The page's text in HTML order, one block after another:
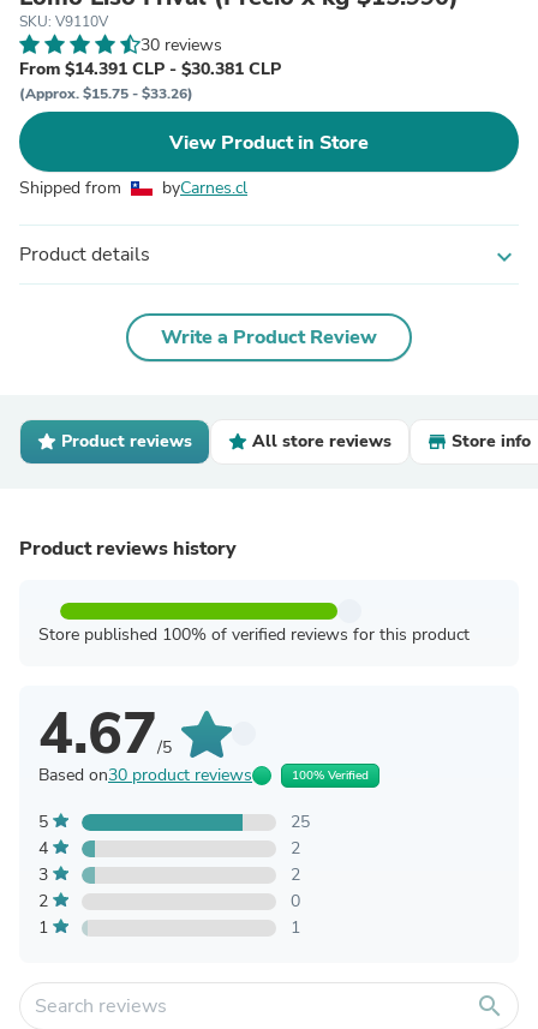
SKU: V9110V
30 reviews
From $14.391 CLP - $30.381 CLP
(Approx. $15.75 - $33.26)
View Product in Store
Shipped from byCarnes.cl
Product details expand_more
Write a Product Review
Product reviews All store reviews Store info
Product reviews history
Store published 100% of verified reviews for this product
4.67/5
Based on30 product reviews 100% Verified
5
25
4
2
3
2
2
0
1
1
search